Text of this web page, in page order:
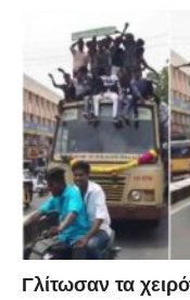
Γλίτωσαν τα